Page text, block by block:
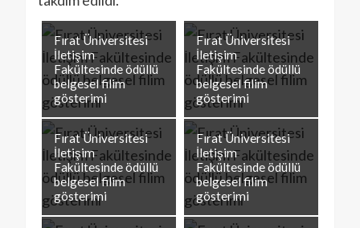
Fırat Üniversitesi
İletişim
Fakültesinde ödüllü
belgesel filim
gösterimi
Fırat Üniversitesi
İletişim
Fakültesinde ödüllü
belgesel filim
gösterimi
Fırat Üniversitesi
İletişim
Fakültesinde ödüllü
belgesel filim
gösterimi
Fırat Üniversitesi
İletişim
Fakültesinde ödüllü
belgesel filim
gösterimi